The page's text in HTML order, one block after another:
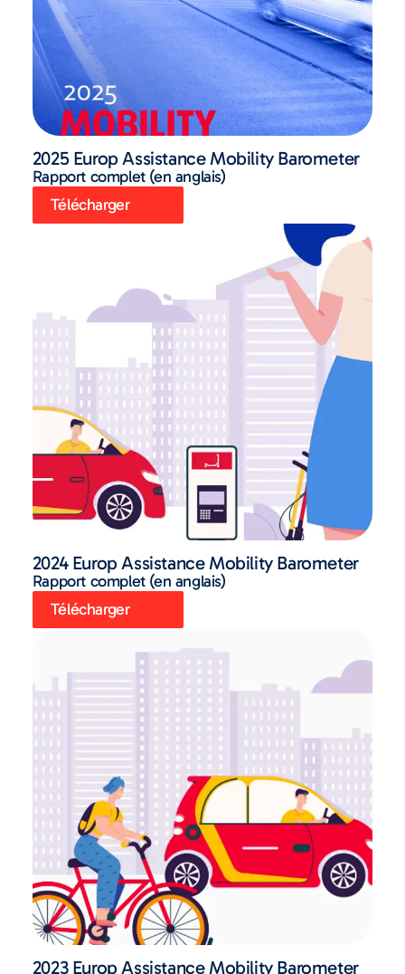
2025 Europ Assistance Mobility Barometer
Rapport complet (en anglais)
Télécharger
2024 Europ Assistance Mobility Barometer
Rapport complet (en anglais)
Télécharger
2023 Europ Assistance Mobility Barometer